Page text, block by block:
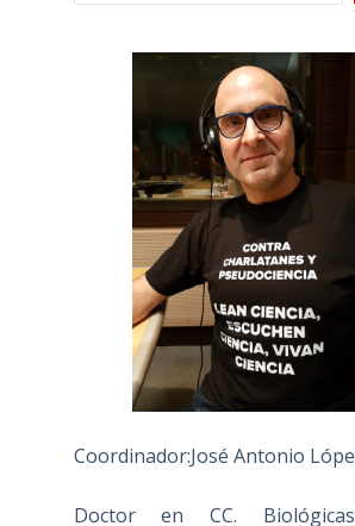
Coordinador:José Antonio
Doctor en CC.